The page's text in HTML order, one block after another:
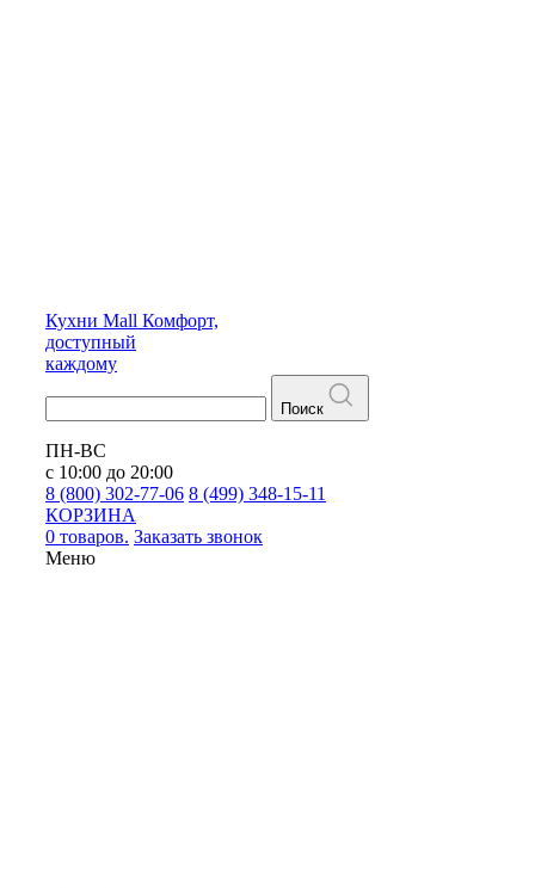
Кухни Mall Комфорт,
доступный
каждому
Поиск
ПН-ВС
с 10:00 до 20:00
8 (800) 302-77-06 8 (499) 348-15-11
КОРЗИНА
0 товаров. Заказать звонок
Меню